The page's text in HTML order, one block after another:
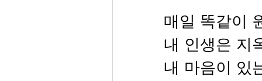
매일 똑같이
내 인생은 지
내 마음이 있